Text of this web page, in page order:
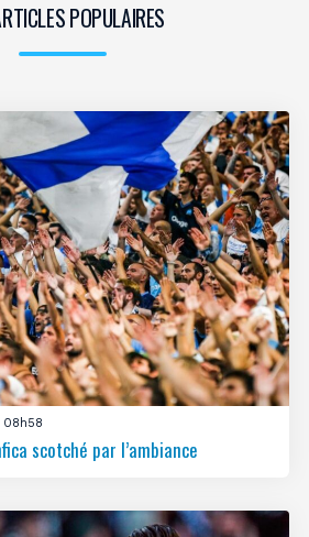
POPULAIRES
08h58
scotché par l’ambiance